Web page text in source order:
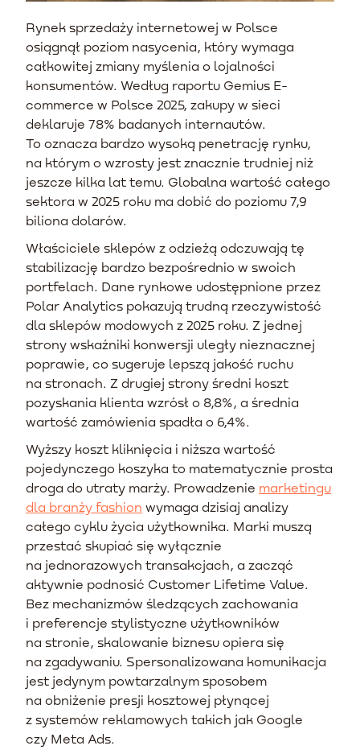
Rynek sprzedaży internetowej w Polsce
osiągnął poziom nasycenia, który wymaga
całkowitej zmiany myślenia o lojalności
konsumentów. Według raportu Gemius E-
commerce w Polsce 2025, zakupy w sieci
deklaruje 78% badanych internautów.
To oznacza bardzo wysoką penetrację rynku,
na którym o wzrosty jest znacznie trudniej niż
jeszcze kilka lat temu. Globalna wartość całego
sektora w 2025 roku ma dobić do poziomu 7,9
biliona dolarów.
Właściciele sklepów z odzieżą odczuwają tę
stabilizację bardzo bezpośrednio w swoich
portfelach. Dane rynkowe udostępnione przez
Polar Analytics pokazują trudną rzeczywistość
dla sklepów modowych z 2025 roku. Z jednej
strony wskaźniki konwersji uległy nieznacznej
poprawie, co sugeruje lepszą jakość ruchu
na stronach. Z drugiej strony średni koszt
pozyskania klienta wzrósł o 8,8%, a średnia
wartość zamówienia spadła o 6,4%.
Wyższy koszt kliknięcia i niższa wartość
pojedynczego koszyka to matematycznie prosta
droga do utraty marży. Prowadzenie marketingu
dla branży fashion wymaga dzisiaj analizy
całego cyklu życia użytkownika. Marki muszą
przestać skupiać się wyłącznie
na jednorazowych transakcjach, a zacząć
aktywnie podnosić Customer Lifetime Value.
Bez mechanizmów śledzących zachowania
i preferencje stylistyczne użytkowników
na stronie, skalowanie biznesu opiera się
na zgadywaniu. Spersonalizowana komunikacja
jest jedynym powtarzalnym sposobem
na obniżenie presji kosztowej płynącej
z systemów reklamowych takich jak Google
czy Meta Ads.